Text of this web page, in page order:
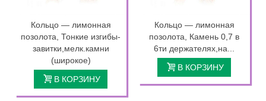
Кольцо — лимонная
позолота, Тонкие изгибы-
завитки,мелк.камни
(широкое)
В КОРЗИНУ
Кольцо — лимонная
позолота, Камень 0,7 в
6ти держателях,на...
В КОРЗИНУ